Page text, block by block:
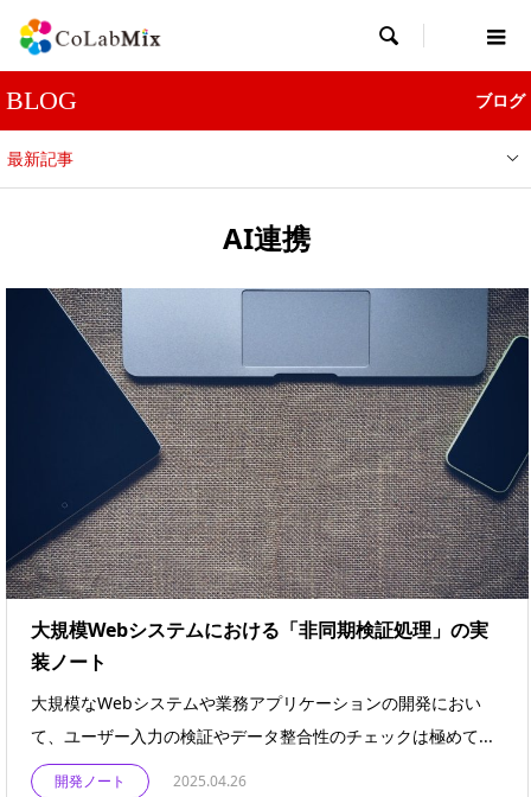

BLOG ブログ
最新記事
AI連携
大規模Webシステムにおける「非同期検証処理」の実
装ノート
大規模なWebシステムや業務アプリケーションの開発におい
て、ユーザー入力の検証やデータ整合性のチェックは極めて...
開発ノート 2025.04.26